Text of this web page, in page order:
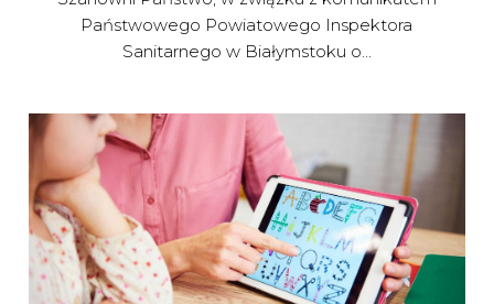
Państwowego Powiatowego Inspektora
Sanitarnego w Białymstoku o...